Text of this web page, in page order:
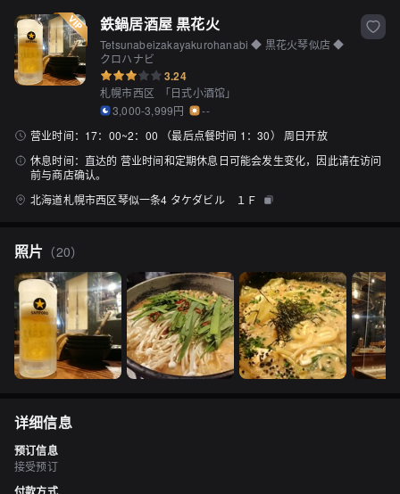
鉄鍋居酒屋 黒花火
Tetsunabeizakayakurohanabi ◆ 黒花火琴似店 ◆
クロハナビ
3.24
札幌市西区 「日式小酒馆」
3,000-3,999円
--
营业时间： 17：00~2：00 （最后点餐时间 1：30） 周日开放
休息时间： 直达的 营业时间和定期休息日可能会发生变化，因此请在访问
前与商店确认。
北海道札幌市西区琴似一条4 タケダビル １Ｆ
照片 （20）
详细信息
预订信息
接受预订